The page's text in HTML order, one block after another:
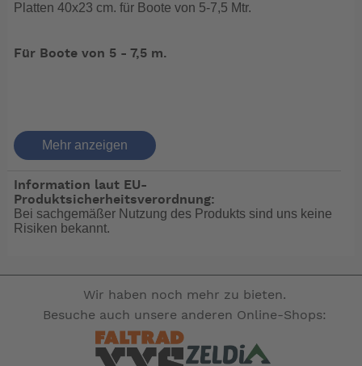
Platten 40x23 cm. für Boote von 5-7,5 Mtr.
Für Boote von 5 - 7,5 m.
Krängungsausgleich und Stellungsanzeige
Grundfunktion HF oder OL, werkseitige Einstellung HF
Die Funktion HF unterstützt die Startphase zum
Übergang in die Gleitfahrt. Man beginnt mit
heruntergefahrenen Klappen, eine
geschwindigkeitsabhängige Umschaltung auf automatic
erfolgt selbsttätig über eine Staudruckdüse mit
Mehr anzeigen
Information laut EU-
Produktsicherheitsverordnung:
Bei sachgemäßer Nutzung des Produkts sind uns keine
Risiken bekannt.
Wir haben noch mehr zu bieten.
Besuche auch unsere anderen Online-Shops: